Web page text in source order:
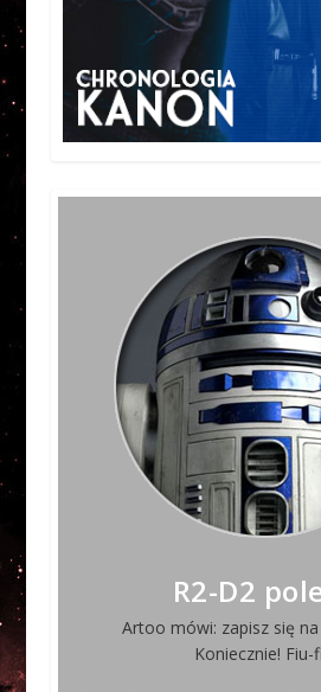
R2-D2
Artoo mówi: zapisz się
Koniecznie! Fiu-